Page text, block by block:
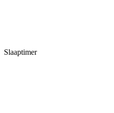
Slaaptimer